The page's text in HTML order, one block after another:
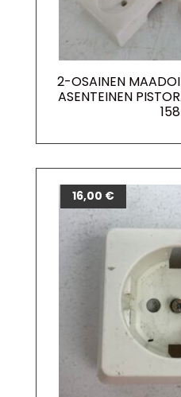
2-OSAINEN
ASENTEINEN
16,00 €